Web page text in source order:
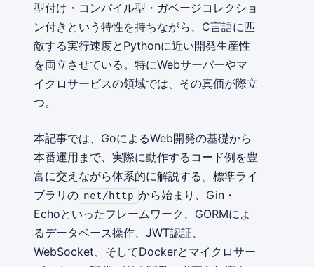
型付け・コンパイル型・ガベージコレクショ
ン付きという特性を持ちながら、C言語に匹
敵する実行速度とPythonに近い開発生産性
を両立させている。特にWebサーバーやマ
イクロサービスの領域では、その真価が際立
つ。
本記事では、GoによるWeb開発の基礎から
本番運用まで、実際に動作するコード例を豊
富に交えながら体系的に解説する。標準ライ
ブラリの net/http から始まり、Gin・
Echoといったフレームワーク、GORMによ
るデータベース操作、JWT認証、
WebSocket、そしてDockerとマイクロサー